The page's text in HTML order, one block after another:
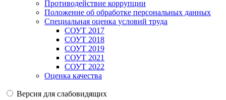
Противодействие коррупции
Положение об обработке персональных данных
Специальная оценка условий труда
СОУТ 2017
СОУТ 2018
СОУТ 2019
СОУТ 2021
СОУТ 2022
Оценка качества
Версия для слабовидящих